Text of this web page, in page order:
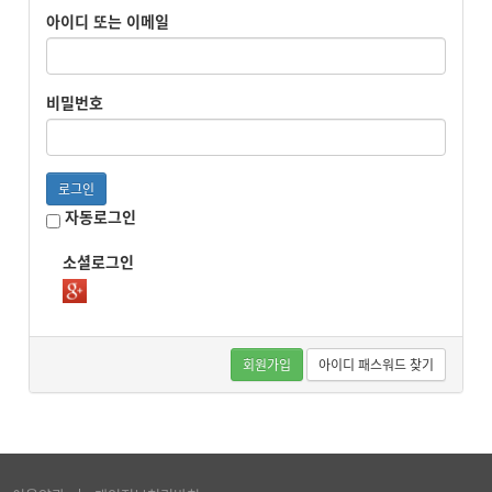
아이디 또는 이메일
비밀번호
로그인
자동로그인
소셜로그인
회원가입 아이디 패스워드 찾기